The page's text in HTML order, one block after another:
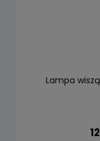
Lampa